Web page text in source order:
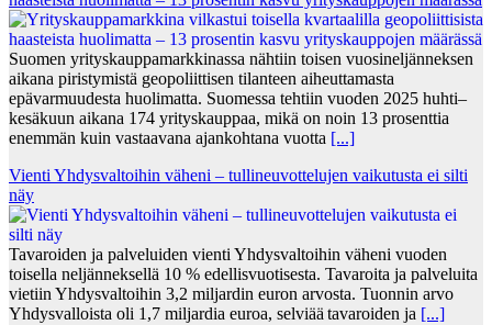
Suomen yrityskauppamarkkinassa nähtiin toisen vuosineljänneksen
aikana piristymistä geopoliittisen tilanteen aiheuttamasta
epävarmuudesta huolimatta. Suomessa tehtiin vuoden 2025 huhti–
kesäkuun aikana 174 yrityskauppaa, mikä on noin 13 prosenttia
enemmän kuin vastaavana ajankohtana vuotta [...]
Vienti Yhdysvaltoihin väheni – tullineuvottelujen vaikutusta ei silti
näy
Tavaroiden ja palveluiden vienti Yhdysvaltoihin väheni vuoden
toisella neljänneksellä 10 % edellisvuotisesta. Tavaroita ja palveluita
vietiin Yhdysvaltoihin 3,2 miljardin euron arvosta. Tuonnin arvo
Yhdysvalloista oli 1,7 miljardia euroa, selviää tavaroiden ja [...]